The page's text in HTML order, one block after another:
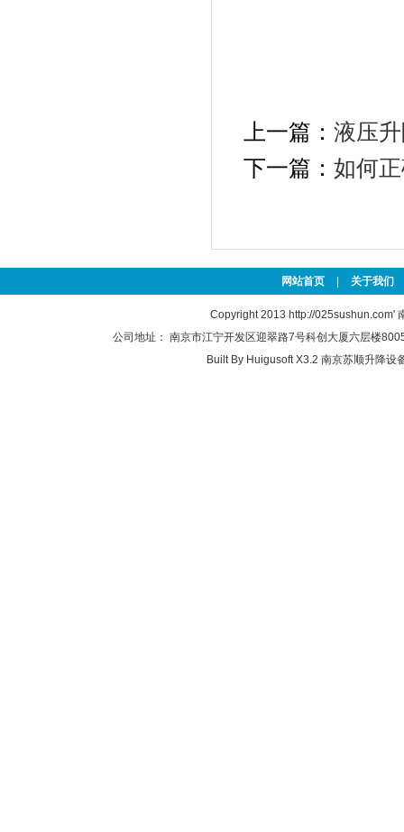
上一篇： 液压
下一篇： 如何
网站首页 关于我们
Copyright 2013 http://025sushun.com'
公司地址： 南京市江宁开发区迎翠路7号科创大厦六层楼
Built By Huigusoft X3.2 南京苏顺升降设